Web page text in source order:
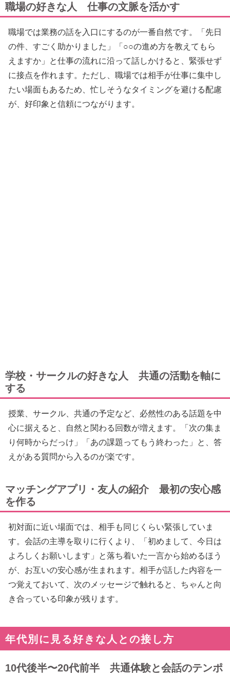
職場の好きな人 仕事の文脈を活かす
職場では業務の話を入口にするのが一番自然です。「先日
の件、すごく助かりました」「○○の進め方を教えてもら
えますか」と仕事の流れに沿って話しかけると、緊張せず
に接点を作れます。ただし、職場では相手が仕事に集中し
たい場面もあるため、忙しそうなタイミングを避ける配慮
が、好印象と信頼につながります。
学校・サークルの好きな人 共通の活動を軸に
する
授業、サークル、共通の予定など、必然性のある話題を中
心に据えると、自然と関わる回数が増えます。「次の集ま
り何時からだっけ」「あの課題ってもう終わった」と、答
えがある質問から入るのが楽です。
マッチングアプリ・友人の紹介 最初の安心感
を作る
初対面に近い場面では、相手も同じくらい緊張していま
す。会話の主導を取りに行くより、「初めまして、今日は
よろしくお願いします」と落ち着いた一言から始めるほう
が、お互いの安心感が生まれます。相手が話した内容を一
つ覚えておいて、次のメッセージで触れると、ちゃんと向
き合っている印象が残ります。
年代別に見る好きな人との接し方
10代後半〜20代前半 共通体験と会話のテンポ